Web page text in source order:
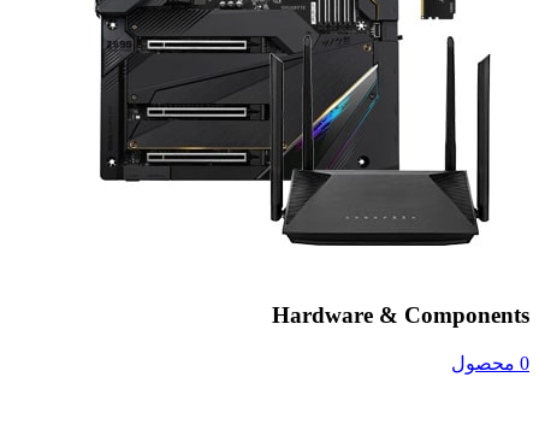
Hardware & Components
0 محصول